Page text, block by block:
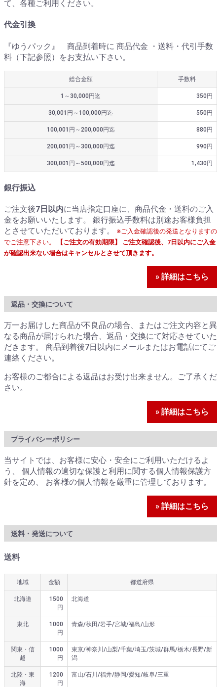
て、各種ご利用ください。
代金引換
『ゆうパック』 商品到着時に 商品代金 ・送料・代引手数
料（下記参照）をお支払い下さい。
総合金額 手数料
1～30,000円迄 350円
30,001円～100,000円迄 550円
100,001円～200,000円迄 880円
200,001円～300,000円迄 990円
300,001円～500,000円迄 1,430円
銀行振込
ご注文後7日以内に当店指定口座に、商品代金・送料のご入
金をお願いいたします。 銀行振込手数料は別途お客様負担
とさせていただいております。
※ご入金確認後の発送となりますの
でご注意下さい。
【ご注文の有効期限】 ご注文確認後、7日以内にご入金
が確認出来ない場合はキャンセルとさせて頂きます。
» 詳細はこちら
返品・交換について
万一お届けした商品が不良品の場合、またはご注文内容と異
なる商品が届けられた場合、返品・交換にて対応させていた
だきます。 商品到着後7日以内にメールまたはお電話にてご
連絡ください。
お客様のご都合による返品はお受け出来ません。ご了承くだ
さい。
» 詳細はこちら
プライバシーポリシー
当サイトでは、お客様に安心・安全にご利用いただけるよ
う、 個人情報の適切な保護と利用に関する個人情報保護方
針を定め、 お客様の個人情報を厳重に管理しております。
» 詳細はこちら
送料・発送について
送料
地域 金額 都道府県
北海道
1500
円
北海道
東北
1000
円
青森/秋田/岩手/宮城/福島/山形
関東・信
越
1000
円
東京/神奈川/山梨/千葉/埼玉/茨城/群馬/栃木/長野/新
潟
北陸・東
海
1200
円
富山/石川/福井/静岡/愛知/岐阜/三重